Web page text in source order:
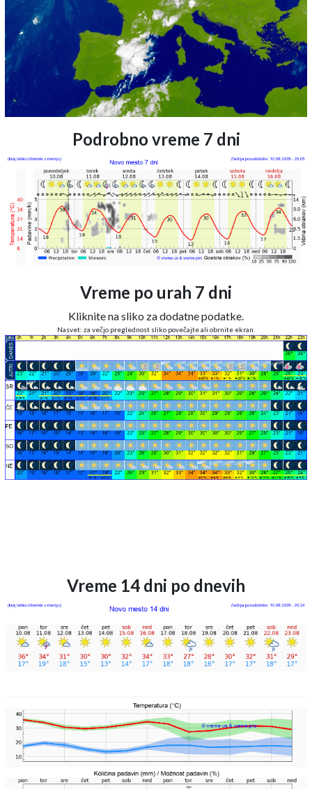
Podrobno vreme 7 dni
Vreme po urah 7 dni
Kliknite na sliko za dodatne podatke.
Nasvet: za večjo preglednost sliko povečajte ali obrnite ekran.
Vreme 14 dni po dnevih